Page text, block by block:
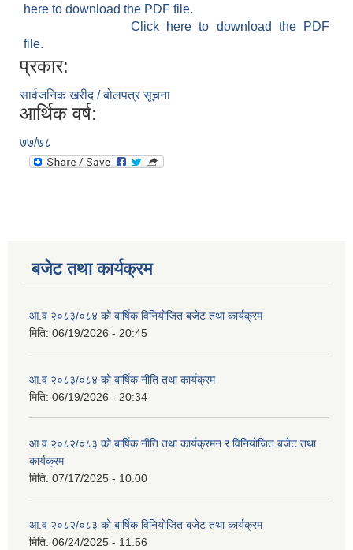
here to download the PDF file.
Click here to download the PDF
file.
प्रकार:
सार्वजनिक खरीद / बोलपत्र सूचना
आर्थिक वर्ष:
७७/७८
बजेट तथा कार्यक्रम
आ.व २०८३/०८४ को बार्षिक विनियोजित बजेट तथा कार्यक्रम
मिति: 06/19/2026 - 20:45
आ.व २०८३/०८४ को बार्षिक नीति तथा कार्यक्रम
मिति: 06/19/2026 - 20:34
आ.व २०८२/०८३ को बार्षिक नीति तथा कार्यक्रमन र विनियोजित बजेट तथा
कार्यक्रम
मिति: 07/17/2025 - 10:00
आ.व २०८२/०८३ को बार्षिक विनियोजित बजेट तथा कार्यक्रम
मिति: 06/24/2025 - 11:56